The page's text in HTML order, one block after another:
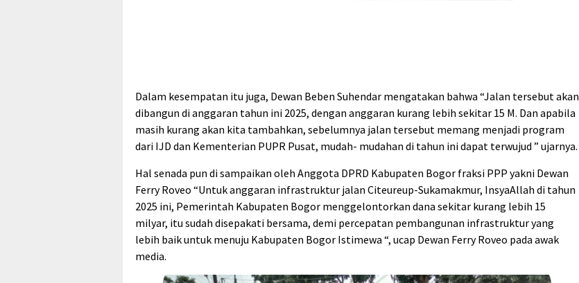
Dalam kesempatan itu juga, Dewan Beben Suhendar mengatakan bahwa “Jalan tersebut akan
dibangun di anggaran tahun ini 2025, dengan anggaran kurang lebih sekitar 15 M. Dan apabila
masih kurang akan kita tambahkan, sebelumnya jalan tersebut memang menjadi program
dari IJD dan Kementerian PUPR Pusat, mudah- mudahan di tahun ini dapat terwujud ” ujarnya.
Hal senada pun di sampaikan oleh Anggota DPRD Kabupaten Bogor fraksi PPP yakni Dewan
Ferry Roveo “Untuk anggaran infrastruktur jalan Citeureup-Sukamakmur, InsyaAllah di tahun
2025 ini, Pemerintah Kabupaten Bogor menggelontorkan dana sekitar kurang lebih 15
milyar, itu sudah disepakati bersama, demi percepatan pembangunan infrastruktur yang
lebih baik untuk menuju Kabupaten Bogor Istimewa “, ucap Dewan Ferry Roveo pada awak
media.